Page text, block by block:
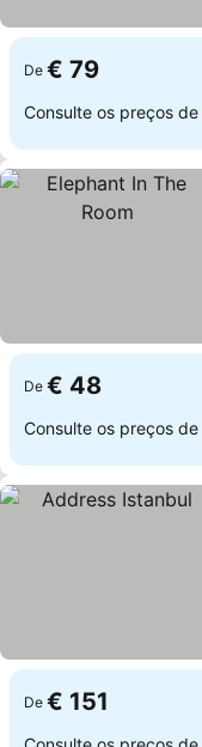
De € 79
Consulte os preços de
De € 48
Consulte os preços de
De € 151